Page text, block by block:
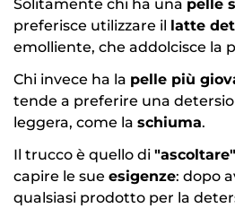
Solitamente chi ha una pelle
preferisce utilizzare il latte
emolliente, che addolcisce la
Chi invece ha la pelle più
tende a preferire una
leggera, come la schiuma.
Il trucco è quello di "ascoltare"
capire le sue esigenze: dopo
qualsiasi prodotto per la